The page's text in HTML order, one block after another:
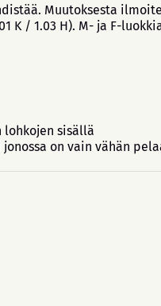
Muutoksesta
K / 1.03 H). M- ja F-
sisällä
on vain vähän